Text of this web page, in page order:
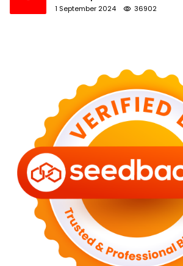
1 September 2024 36902